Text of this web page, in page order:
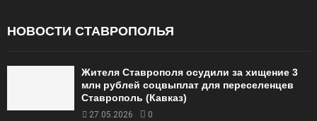
НОВОСТИ СТАВРОПОЛЬЯ
Жителя Ставрополя осудили за хищение 3
млн рублей соцвыплат для переселенцев
Ставрополь (Кавказ)
27.05.2026 0